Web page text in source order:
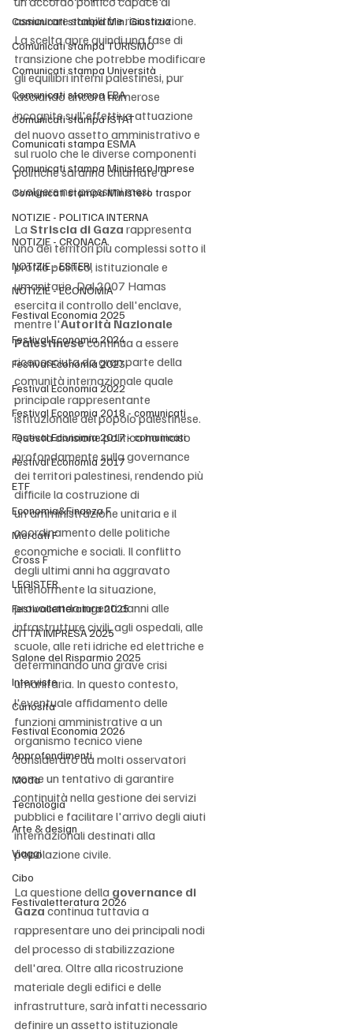
Comunicati stampa Min. Giustizia
Comunicati stampa TURISMO
Comunicati stampa Università
Comunicati stampa EBA
Comunicati stampa ISTAT
Comunicati stampa ESMA
Comunicati stampa Ministero Imprese
Comunicati stampa Ministero traspor
NOTIZIE - POLITICA INTERNA
NOTIZIE - CRONACA
NOTIZIE - ESTERI
NOTIZIE - ECONOMIA
Festival Economia 2025
Festival Economia 2024
Festival Economia 2023
Festival Economia 2022
Festival Economia 2018 - comunicati
Festival Economia 2017 - comunicati
Festival Economia 2017
ETF
Economia&Finanza F
Mercati F
Cross F
LEGISTER
Festivalletteratura 2025
CITTÀ IMPRESA 2025
Salone del Risparmio 2025
Interviste
Curiosità
Festival Economia 2026
Approfondimenti
Moda
Tecnologia
Arte & design
Viaggi
Cibo
Festivaletteratura 2026
assicurare stabilità e ricostruzione.
La scelta apre quindi una fase di
transizione che potrebbe modificare
gli equilibri interni palestinesi, pur
lasciando ancora numerose
incognite sull'effettiva attuazione
del nuovo assetto amministrativo e
sul ruolo che le diverse componenti
politiche saranno chiamate a
svolgere nei prossimi mesi.
La Striscia di Gaza rappresenta
uno dei territori più complessi sotto il
profilo politico, istituzionale e
umanitario. Dal 2007 Hamas
esercita il controllo dell'enclave,
mentre l'Autorità Nazionale
Palestinese continua a essere
riconosciuta da gran parte della
comunità internazionale quale
principale rappresentante
istituzionale del popolo palestinese.
Questa divisione politica ha inciso
profondamente sulla governance
dei territori palestinesi, rendendo più
difficile la costruzione di
un'amministrazione unitaria e il
coordinamento delle politiche
economiche e sociali. Il conflitto
degli ultimi anni ha aggravato
ulteriormente la situazione,
provocando ingenti danni alle
infrastrutture civili, agli ospedali, alle
scuole, alle reti idriche ed elettriche e
determinando una grave crisi
umanitaria. In questo contesto,
l'eventuale affidamento delle
funzioni amministrative a un
organismo tecnico viene
considerato da molti osservatori
come un tentativo di garantire
continuità nella gestione dei servizi
pubblici e facilitare l'arrivo degli aiuti
internazionali destinati alla
popolazione civile.
La questione della governance di
Gaza continua tuttavia a
rappresentare uno dei principali nodi
del processo di stabilizzazione
dell'area. Oltre alla ricostruzione
materiale degli edifici e delle
infrastrutture, sarà infatti necessario
definire un assetto istituzionale